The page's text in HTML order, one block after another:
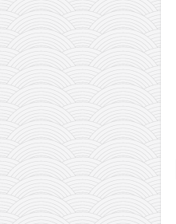
породичне приче
прота Воја
уместо твитера
календар српски
азбуки и књиге
Окинава карате
најновије на блогу
моје белешке